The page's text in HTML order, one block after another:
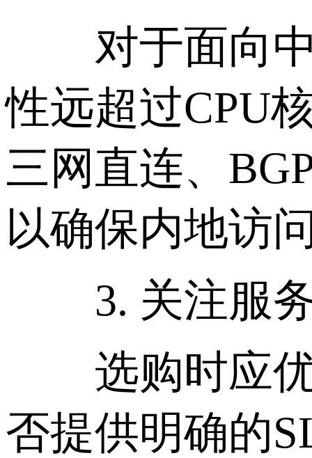
对于面向中
性远超过CPU
三网直连、
以确保内地访
3. 关注服务
选购时应优
否提供明确的